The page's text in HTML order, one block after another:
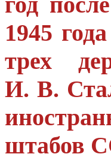
1945
трех
И. В.
штабов